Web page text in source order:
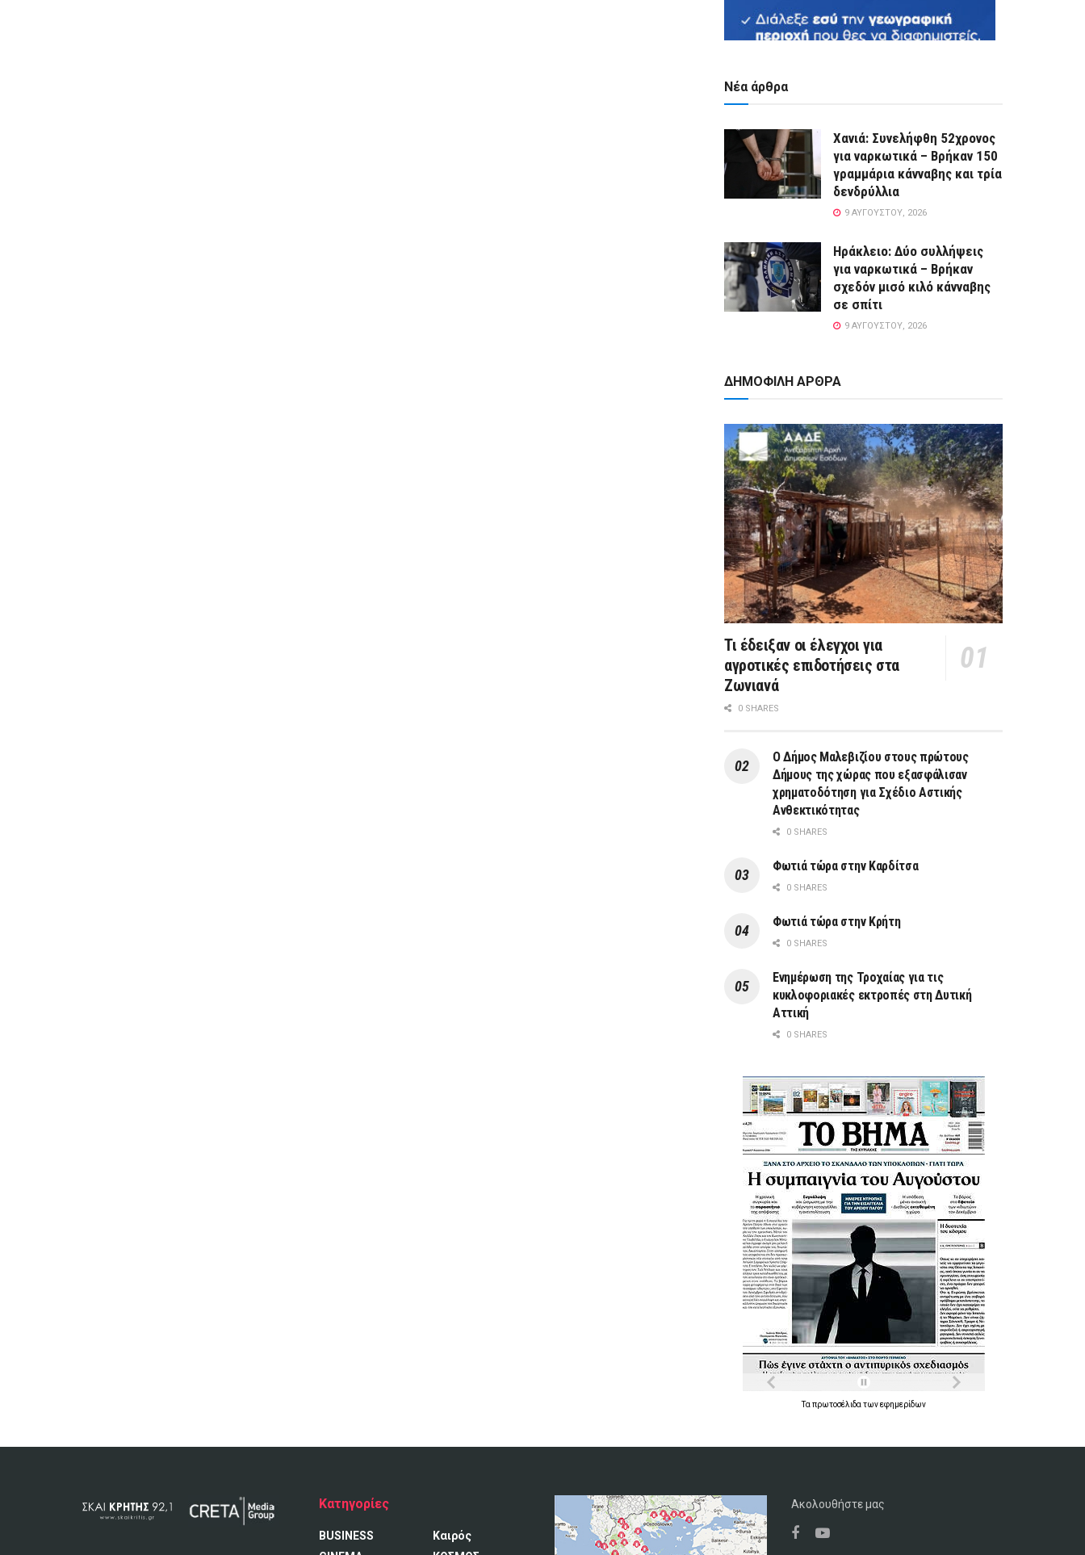
Νέα άρθρα
Χανιά: Συνελήφθη 52χρονος
για ναρκωτικά – Βρήκαν 150
γραμμάρια κάνναβης και τρία
δενδρύλλια
9 ΑΥΓΟΎΣΤΟΥ, 2026
Ηράκλειο: Δύο συλλήψεις
για ναρκωτικά – Βρήκαν
σχεδόν μισό κιλό κάνναβης
σε σπίτι
9 ΑΥΓΟΎΣΤΟΥ, 2026
ΔΗΜΟΦΙΛΗ ΑΡΘΡΑ
Τι έδειξαν οι έλεγχοι για
αγροτικές επιδοτήσεις στα
Ζωνιανά
0 SHARES
Ο Δήμος Μαλεβιζίου στους πρώτους
Δήμους της χώρας που εξασφάλισαν
χρηματοδότηση για Σχέδιο Αστικής
Ανθεκτικότητας
0 SHARES
Φωτιά τώρα στην Καρδίτσα
0 SHARES
Φωτιά τώρα στην Κρήτη
0 SHARES
Ενημέρωση της Τροχαίας για τις
κυκλοφοριακές εκτροπές στη Δυτική
Αττική
0 SHARES
Τα πρωτοσέλιδα τωνεφημερίδων
Κατηγορίες
BUSINESS
Καιρός
Ακολουθήστε μας